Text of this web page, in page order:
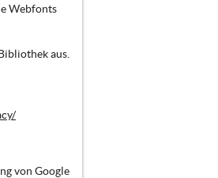
Webfonts
aus.
von Google